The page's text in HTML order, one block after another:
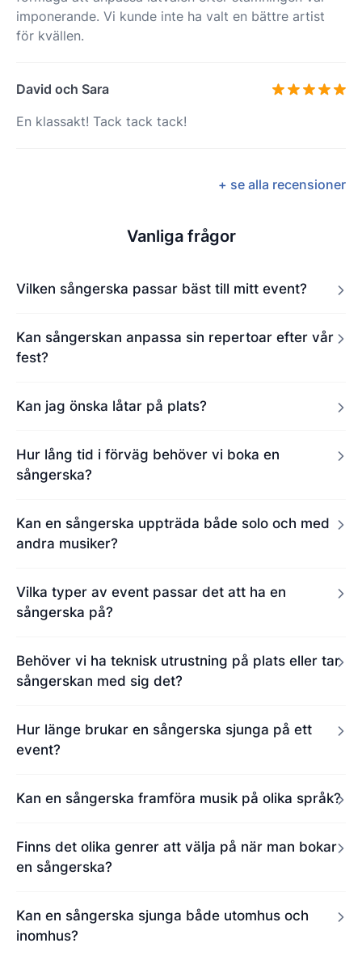
imponerande. Vi kunde inte ha valt en bättre artist
för kvällen.
David och Sara
En klassakt! Tack tack tack!
+ se alla recensioner
Vanliga frågor
Vilken sångerska passar bäst till mitt event?
Kan sångerskan anpassa sin repertoar efter vår
fest?
Kan jag önska låtar på plats?
Hur lång tid i förväg behöver vi boka en
sångerska?
Kan en sångerska uppträda både solo och med
andra musiker?
Vilka typer av event passar det att ha en
sångerska på?
Behöver vi ha teknisk utrustning på plats eller tar
sångerskan med sig det?
Hur länge brukar en sångerska sjunga på ett
event?
Kan en sångerska framföra musik på olika språk?
Finns det olika genrer att välja på när man bokar
en sångerska?
Kan en sångerska sjunga både utomhus och
inomhus?